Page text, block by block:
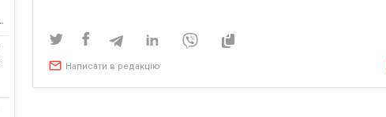
Написати в редакцію